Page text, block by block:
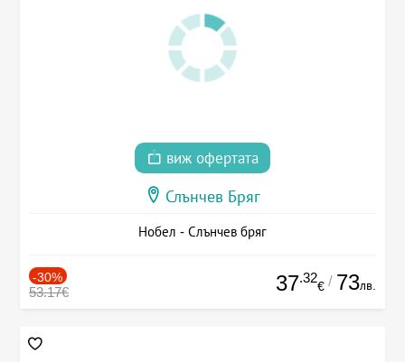
виж офертата
Слънчев Бряг
Нобел - Слънчев бряг
-30%
53.17€ 37.32
€ / 73лв.